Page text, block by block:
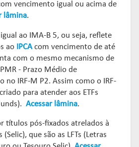
vencimento igual ou acima de
lâmina.
ao IMA-B 5, ou seja, reflete
ao IPCAcom vencimento de até
com o mesmo mecanismo de
- Prazo Médio de
no IRF-M P2. Assim como o IRF-
para atender aos ETFs
Acessar lâmina.
títulos pós-fixados atrelados à
que são as LFTs (Letras